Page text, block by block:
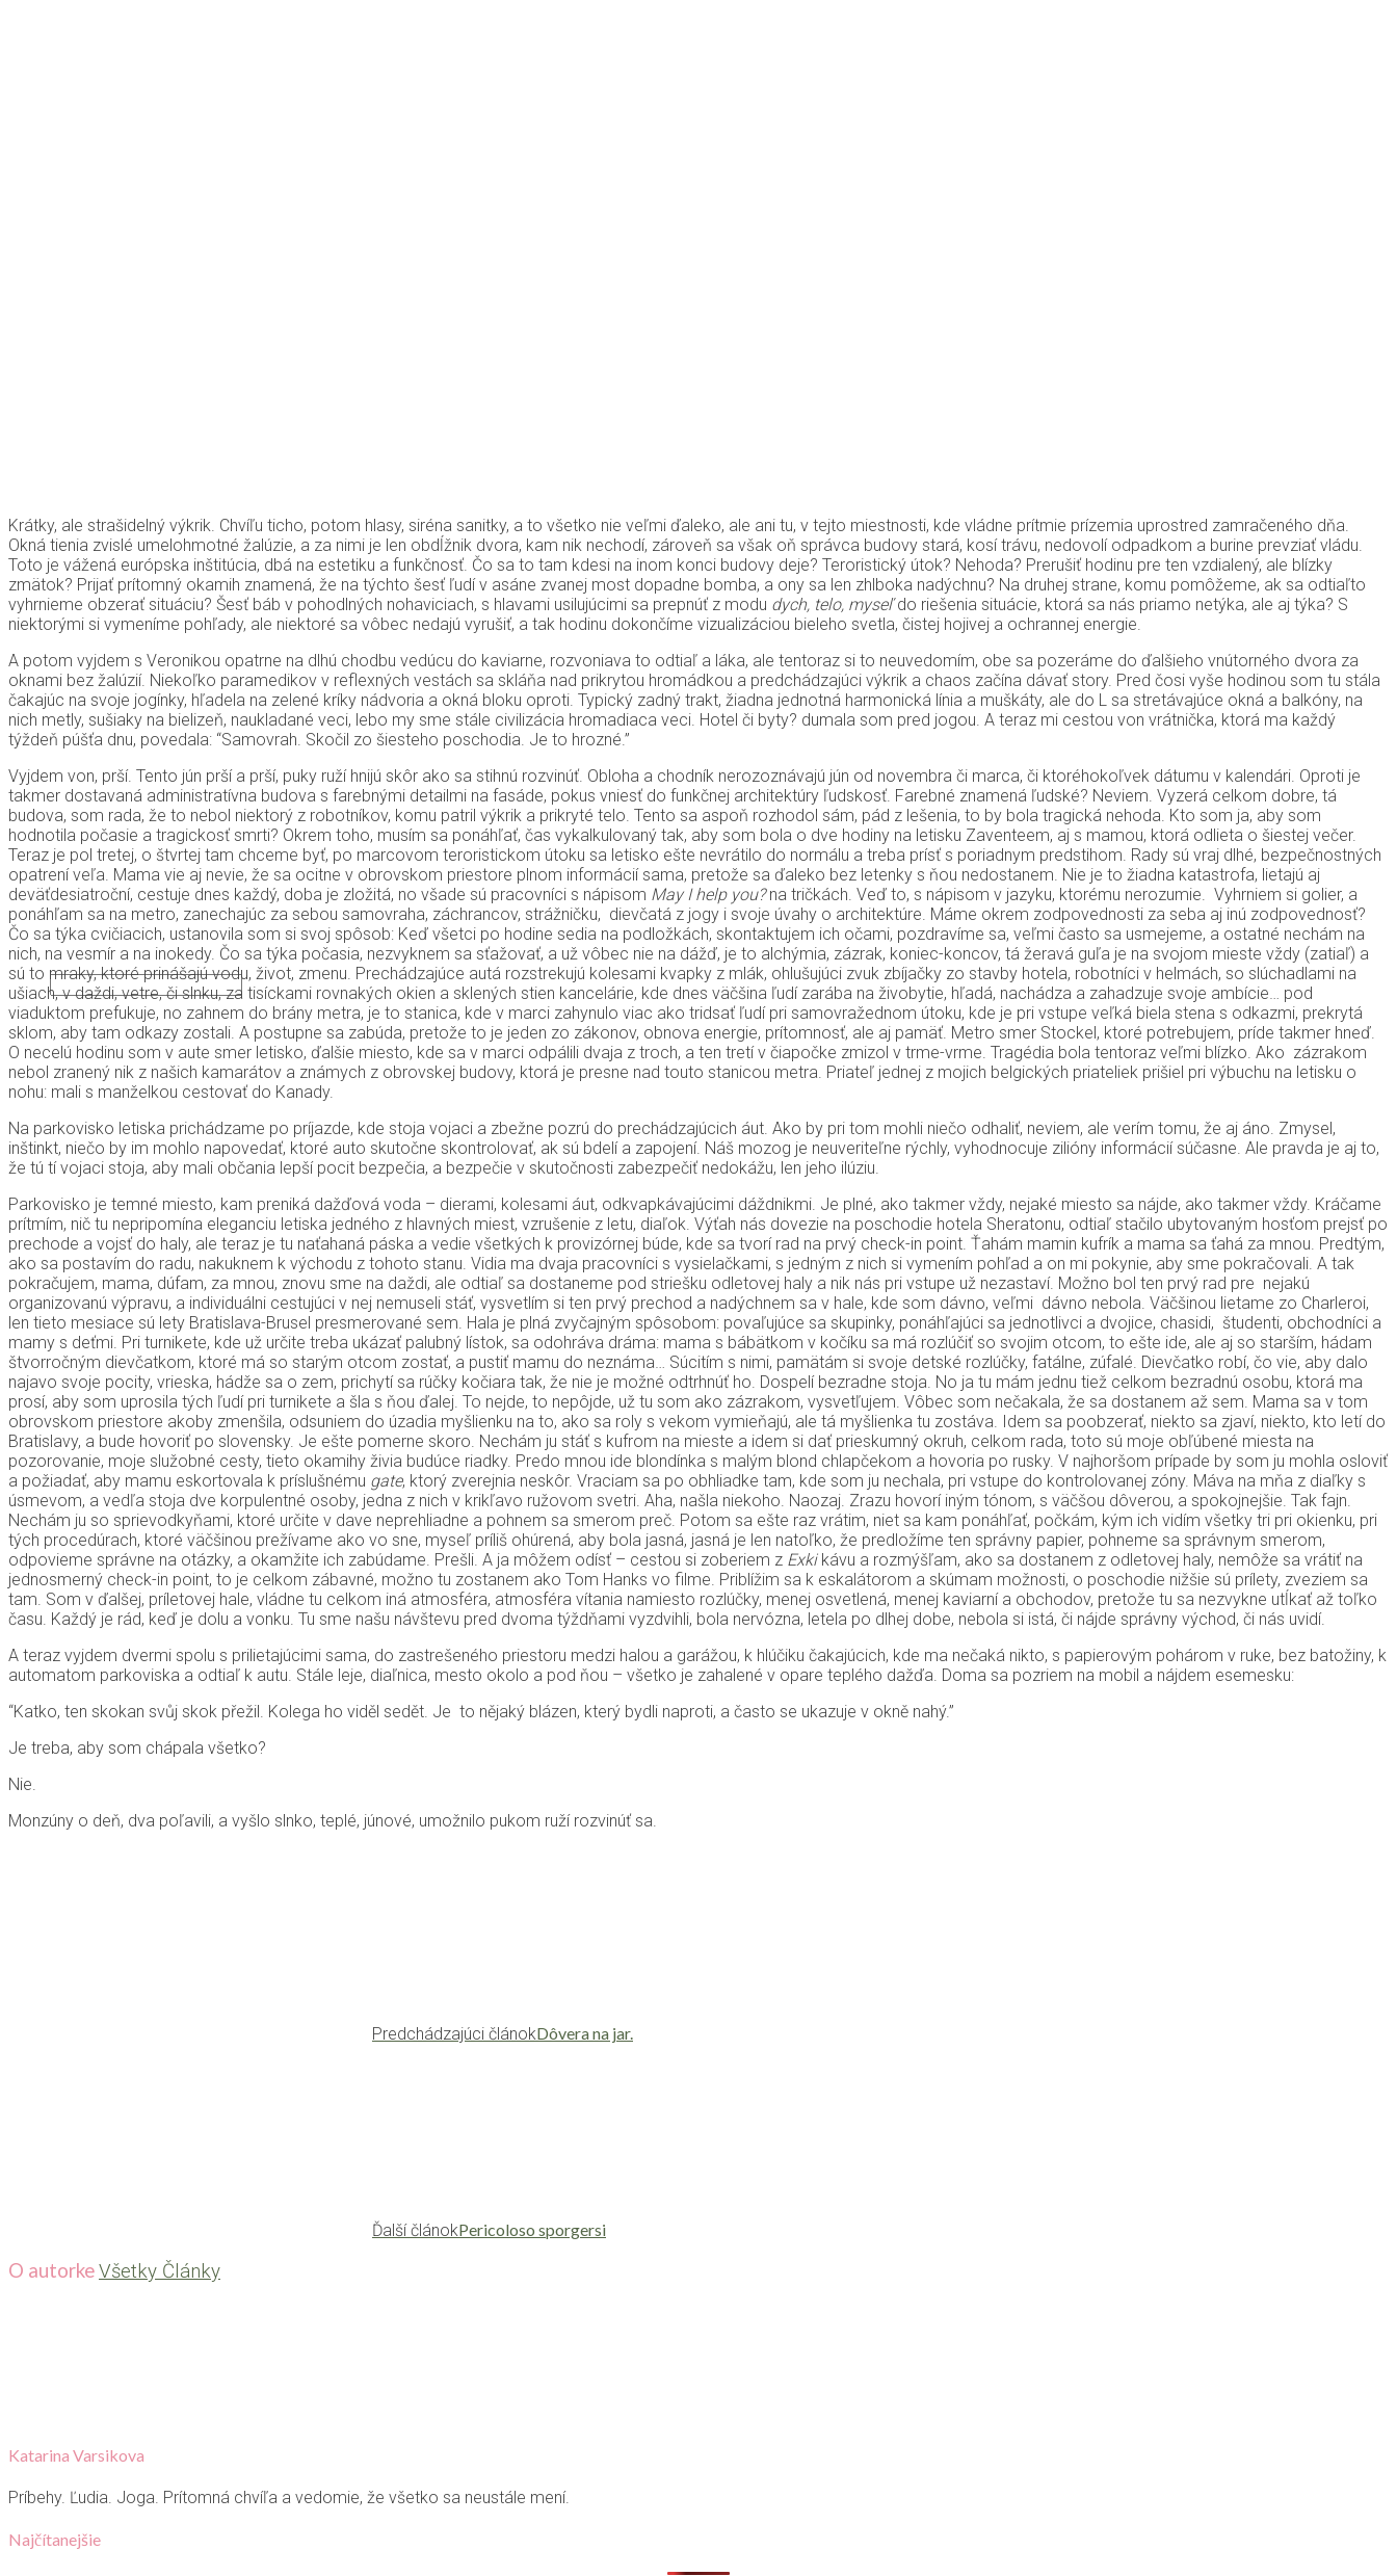
ÚVOD
O MNE
KNIHY
POVIEDKA NA MESIAC
RECENZIE NA KNIHY ČÍTANÝCH AUTOROV
ÚRYVKY Z RUKOPISOV
PREKLADY
BLOG
BLOG IN ENGLISH
HODINY JOGY
KONTAKT
Krátky, ale strašidelný výkrik. Chvíľu ticho, potom hlasy, siréna sanitky, a to všetko nie veľmi ďaleko, ale ani tu, v tejto miestnosti, kde vládne prítmie prízemia uprostred zamračeného dňa.
Okná tienia zvislé umelohmotné žalúzie, a za nimi je len obdĺžnik dvora, kam nik nechodí, zároveň sa však oň správca budovy stará, kosí trávu, nedovolí odpadkom a burine prevziať vládu.
Toto je vážená európska inštitúcia, dbá na estetiku a funkčnosť. Čo sa to tam kdesi na inom konci budovy deje? Teroristický útok? Nehoda? Prerušiť hodinu pre ten vzdialený, ale blízky
zmätok? Prijať prítomný okamih znamená, že na týchto šesť ľudí v asáne zvanej most dopadne bomba, a ony sa len zhlboka nadýchnu? Na druhej strane, komu pomôžeme, ak sa odtiaľto
vyhrnieme obzerať situáciu? Šesť báb v pohodlných nohaviciach, s hlavami usilujúcimi sa prepnúť z modu dych, telo, myseľdo riešenia situácie, ktorá sa nás priamo netýka, ale aj týka? S
niektorými si vymeníme pohľady, ale niektoré sa vôbec nedajú vyrušiť, a tak hodinu dokončíme vizualizáciou bieleho svetla, čistej hojivej a ochrannej energie.
A potom vyjdem s Veronikou opatrne na dlhú chodbu vedúcu do kaviarne, rozvoniava to odtiaľ a láka, ale tentoraz si to neuvedomím, obe sa pozeráme do ďalšieho vnútorného dvora za
oknami bez žalúzií. Niekoľko paramedikov v reflexných vestách sa skláňa nad prikrytou hromádkou a predchádzajúci výkrik a chaos začína dávať story. Pred čosi vyše hodinou som tu stála
čakajúc na svoje jogínky, hľadela na zelené kríky nádvoria a okná bloku oproti. Typický zadný trakt, žiadna jednotná harmonická línia a muškáty, ale do L sa stretávajúce okná a balkóny, na
nich metly, sušiaky na bielizeň, naukladané veci, lebo my sme stále civilizácia hromadiaca veci. Hotel či byty? dumala som pred jogou. A teraz mi cestou von vrátnička, ktorá ma každý
týždeň púšťa dnu, povedala: “Samovrah. Skočil zo šiesteho poschodia. Je to hrozné.”
Vyjdem von, prší. Tento jún prší a prší, puky ruží hnijú skôr ako sa stihnú rozvinúť. Obloha a chodník nerozoznávajú jún od novembra či marca, či ktoréhokoľvek dátumu v kalendári. Oproti je
takmer dostavaná administratívna budova s farebnými detailmi na fasáde, pokus vniesť do funkčnej architektúry ľudskosť. Farebné znamená ľudské? Neviem. Vyzerá celkom dobre, tá
budova, som rada, že to nebol niektorý z robotníkov, komu patril výkrik a prikryté telo. Tento sa aspoň rozhodol sám, pád z lešenia, to by bola tragická nehoda. Kto som ja, aby som
hodnotila počasie a tragickosť smrti? Okrem toho, musím sa ponáhľať, čas vykalkulovaný tak, aby som bola o dve hodiny na letisku Zaventeem, aj s mamou, ktorá odlieta o šiestej večer.
Teraz je pol tretej, o štvrtej tam chceme byť, po marcovom teroristickom útoku sa letisko ešte nevrátilo do normálu a treba prísť s poriadnym predstihom. Rady sú vraj dlhé, bezpečnostných
opatrení veľa. Mama vie aj nevie, že sa ocitne v obrovskom priestore plnom informácií sama, pretože sa ďaleko bez letenky s ňou nedostanem. Nie je to žiadna katastrofa, lietajú aj
deväťdesiatroční, cestuje dnes každý, doba je zložitá, no všade sú pracovníci s nápisom May I help you?na tričkách. Veď to, s nápisom v jazyku, ktorému nerozumie. Vyhrniem si golier, a
ponáhľam sa na metro, zanechajúc za sebou samovraha, záchrancov, strážničku, dievčatá z jogy i svoje úvahy o architektúre. Máme okrem zodpovednosti za seba aj inú zodpovednosť?
Čo sa týka cvičiacich, ustanovila som si svoj spôsob: Keď všetci po hodine sedia na podložkách, skontaktujem ich očami, pozdravíme sa, veľmi často sa usmejeme, a ostatné nechám na
nich, na vesmír a na inokedy. Čo sa týka počasia, nezvyknem sa sťažovať, a už vôbec nie na dážď, je to alchýmia, zázrak, koniec-koncov, tá žeravá guľa je na svojom mieste vždy (zatiaľ) a
sú to mraky, ktoré prinášajú vodu, život, zmenu. Prechádzajúce autá rozstrekujú kolesami kvapky z mlák, ohlušujúci zvuk zbíjačky zo stavby hotela, robotníci v helmách, so slúchadlami na
ušiach, v daždi, vetre, či slnku, za tisíckami rovnakých okien a sklených stien kancelárie, kde dnes väčšina ľudí zarába na živobytie, hľadá, nachádza a zahadzuje svoje ambície… pod
viaduktom prefukuje, no zahnem do brány metra, je to stanica, kde v marci zahynulo viac ako tridsať ľudí pri samovražednom útoku, kde je pri vstupe veľká biela stena s odkazmi, prekrytá
sklom, aby tam odkazy zostali. A postupne sa zabúda, pretože to je jeden zo zákonov, obnova energie, prítomnosť, ale aj pamäť. Metro smer Stockel, ktoré potrebujem, príde takmer hneď.
O necelú hodinu som v aute smer letisko, ďalšie miesto, kde sa v marci odpálili dvaja z troch, a ten tretí v čiapočke zmizol v trme-vrme. Tragédia bola tentoraz veľmi blízko. Ako zázrakom
nebol zranený nik z našich kamarátov a známych z obrovskej budovy, ktorá je presne nad touto stanicou metra. Priateľ jednej z mojich belgických priateliek prišiel pri výbuchu na letisku o
nohu: mali s manželkou cestovať do Kanady.
Na parkovisko letiska prichádzame po príjazde, kde stoja vojaci a zbežne pozrú do prechádzajúcich áut. Ako by pri tom mohli niečo odhaliť, neviem, ale verím tomu, že aj áno. Zmysel,
inštinkt, niečo by im mohlo napovedať, ktoré auto skutočne skontrolovať, ak sú bdelí a zapojení. Náš mozog je neuveriteľne rýchly, vyhodnocuje zilióny informácií súčasne. Ale pravda je aj to,
že tú tí vojaci stoja, aby mali občania lepší pocit bezpečia, a bezpečie v skutočnosti zabezpečiť nedokážu, len jeho ilúziu.
Parkovisko je temné miesto, kam preniká dažďová voda – dierami, kolesami áut, odkvapkávajúcimi dáždnikmi. Je plné, ako takmer vždy, nejaké miesto sa nájde, ako takmer vždy. Kráčame
prítmím, nič tu nepripomína eleganciu letiska jedného z hlavných miest, vzrušenie z letu, diaľok. Výťah nás dovezie na poschodie hotela Sheratonu, odtiaľ stačilo ubytovaným hosťom prejsť po
prechode a vojsť do haly, ale teraz je tu naťahaná páska a vedie všetkých k provizórnej búde, kde sa tvorí rad na prvý check-in point. Ťahám mamin kufrík a mama sa ťahá za mnou. Predtým,
ako sa postavím do radu, nakuknem k východu z tohoto stanu. Vidia ma dvaja pracovníci s vysielačkami, s jedným z nich si vymením pohľad a on mi pokynie, aby sme pokračovali. A tak
pokračujem, mama, dúfam, za mnou, znovu sme na daždi, ale odtiaľ sa dostaneme pod striešku odletovej haly a nik nás pri vstupe už nezastaví. Možno bol ten prvý rad pre nejakú
organizovanú výpravu, a individuálni cestujúci v nej nemuseli stáť, vysvetlím si ten prvý prechod a nadýchnem sa v hale, kde som dávno, veľmi dávno nebola. Väčšinou lietame zo Charleroi,
len tieto mesiace sú lety Bratislava-Brusel presmerované sem. Hala je plná zvyčajným spôsobom: povaľujúce sa skupinky, ponáhľajúci sa jednotlivci a dvojice, chasidi, študenti, obchodníci a
mamy s deťmi. Pri turnikete, kde už určite treba ukázať palubný lístok, sa odohráva dráma: mama s bábätkom v kočíku sa má rozlúčiť so svojim otcom, to ešte ide, ale aj so starším, hádam
štvorročným dievčatkom, ktoré má so starým otcom zostať, a pustiť mamu do neznáma… Súcitím s nimi, pamätám si svoje detské rozlúčky, fatálne, zúfalé. Dievčatko robí, čo vie, aby dalo
najavo svoje pocity, vrieska, hádže sa o zem, prichytí sa rúčky kočiara tak, že nie je možné odtrhnúť ho. Dospelí bezradne stoja. No ja tu mám jednu tiež celkom bezradnú osobu, ktorá ma
prosí, aby som uprosila tých ľudí pri turnikete a šla s ňou ďalej. To nejde, to nepôjde, už tu som ako zázrakom, vysvetľujem. Vôbec som nečakala, že sa dostanem až sem. Mama sa v tom
obrovskom priestore akoby zmenšila, odsuniem do úzadia myšlienku na to, ako sa roly s vekom vymieňajú, ale tá myšlienka tu zostáva. Idem sa poobzerať, niekto sa zjaví, niekto, kto letí do
Bratislavy, a bude hovoriť po slovensky. Je ešte pomerne skoro. Nechám ju stáť s kufrom na mieste a idem si dať prieskumný okruh, celkom rada, toto sú moje obľúbené miesta na
pozorovanie, moje služobné cesty, tieto okamihy živia budúce riadky. Predo mnou ide blondínka s malým blond chlapčekom a hovoria po rusky. V najhoršom prípade by som ju mohla osloviť
a požiadať, aby mamu eskortovala k príslušnému gate, ktorý zverejnia neskôr. Vraciam sa po obhliadke tam, kde som ju nechala, pri vstupe do kontrolovanej zóny. Máva na mňa z diaľky s
úsmevom, a vedľa stoja dve korpulentné osoby, jedna z nich v krikľavo ružovom svetri. Aha, našla niekoho. Naozaj. Zrazu hovorí iným tónom, s väčšou dôverou, a spokojnejšie. Tak fajn.
Nechám ju so sprievodkyňami, ktoré určite v dave neprehliadne a pohnem sa smerom preč. Potom sa ešte raz vrátim, niet sa kam ponáhľať, počkám, kým ich vidím všetky tri pri okienku, pri
tých procedúrach, ktoré väčšinou prežívame ako vo sne, myseľ príliš ohúrená, aby bola jasná, jasná je len natoľko, že predložíme ten správny papier, pohneme sa správnym smerom,
odpovieme správne na otázky, a okamžite ich zabúdame. Prešli. A ja môžem odísť – cestou si zoberiem z Exkikávu a rozmýšľam, ako sa dostanem z odletovej haly, nemôže sa vrátiť na
jednosmerný check-in point, to je celkom zábavné, možno tu zostanem ako Tom Hanks vo filme. Priblížim sa k eskalátorom a skúmam možnosti, o poschodie nižšie sú prílety, zveziem sa
tam. Som v ďalšej, príletovej hale, vládne tu celkom iná atmosféra, atmosféra vítania namiesto rozlúčky, menej osvetlená, menej kaviarní a obchodov, pretože tu sa nezvykne utĺkať až toľko
času. Každý je rád, keď je dolu a vonku. Tu sme našu návštevu pred dvoma týždňami vyzdvihli, bola nervózna, letela po dlhej dobe, nebola si istá, či nájde správny východ, či nás uvidí.
A teraz vyjdem dvermi spolu s prilietajúcimi sama, do zastrešeného priestoru medzi halou a garážou, k hlúčiku čakajúcich, kde ma nečaká nikto, s papierovým pohárom v ruke, bez batožiny, k
automatom parkoviska a odtiaľ k autu. Stále leje, diaľnica, mesto okolo a pod ňou – všetko je zahalené v opare teplého dažďa. Doma sa pozriem na mobil a nájdem esemesku:
“Katko, ten skokan svůj skok přežil. Kolega ho viděl sedět. Je to nějaký blázen, který bydli naproti, a často se ukazuje v okně nahý.”
Je treba, aby som chápala všetko?
Nie.
Monzúny o deň, dva poľavili, a vyšlo slnko, teplé, júnové, umožnilo pukom ruží rozvinúť sa.
Predchádzajúci článokDôvera na jar.
Ďalší článokPericoloso sporgersi
O autorkeVšetky Články
Katarina Varsikova
Príbehy. Ľudia. Joga. Prítomná chvíľa a vedomie, že všetko sa neustále mení.
Najčítanejšie